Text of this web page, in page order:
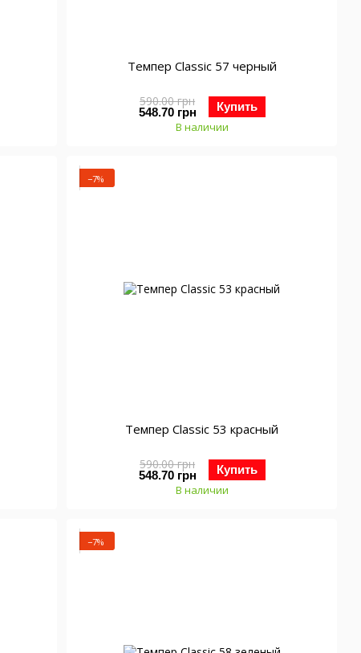
Темпер Classic 57 черный
590.00 грн
548.70 грн Купить
В наличии
−7%
Темпер Classic 53 красный
590.00 грн
548.70 грн Купить
В наличии
−7%